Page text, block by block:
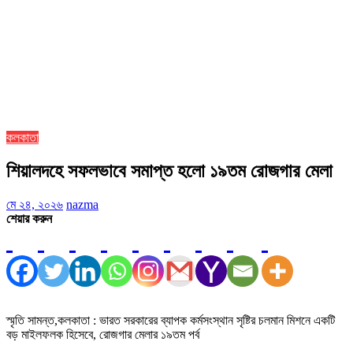
কলকাতা
শিয়ালদহে সফলভাবে সমাপ্ত হলো ১৯তম রোজগার মেলা
মে ২৪, ২০২৬ nazma
শেয়ার করুন
স্মৃতি সামন্ত,কলকাতা : ভারত সরকারের ব্যাপক কর্মসংস্থান সৃষ্টির চলমান মিশনে একটি
বড় মাইলফলক হিসেবে, রোজগার মেলার ১৯তম পর্ব